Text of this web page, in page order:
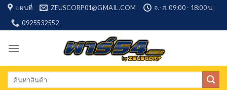
Skip
content
แผนที่ ZEUSCORP01@GMAIL.COM
จ.-ส. 09:00 - 18:00 น.
0925532552
Search